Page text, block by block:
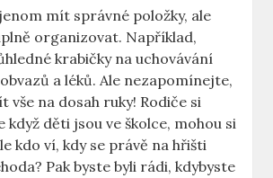
mít správné položky, ale
organizovat. Například,
krabičky na uchovávání
a léků. Ale nezapomínejte,
vše na dosah ruky! Rodiče si
když děti jsou ve školce, mohou si
kdo ví, kdy se právě na hřišti
Pak byste byli rádi, kdybyste